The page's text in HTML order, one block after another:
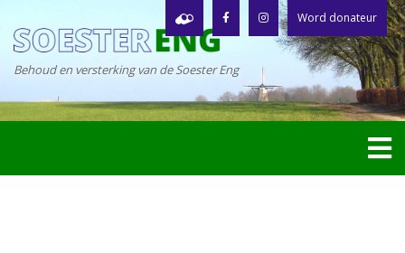
Word donateur
Behoud en versterking van de Soester Eng